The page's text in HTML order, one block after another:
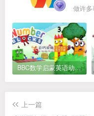
做许
BBC数学启蒙英语动画Numberblocks数字积木，全七季共161集，1080P高清视频带英文字幕
上一篇